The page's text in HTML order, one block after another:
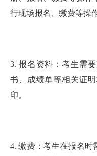
行现场报名、缴费等操作
3. 报名资料：考生需
书、成绩单等相关证
印。
4. 缴费：考生在报名时